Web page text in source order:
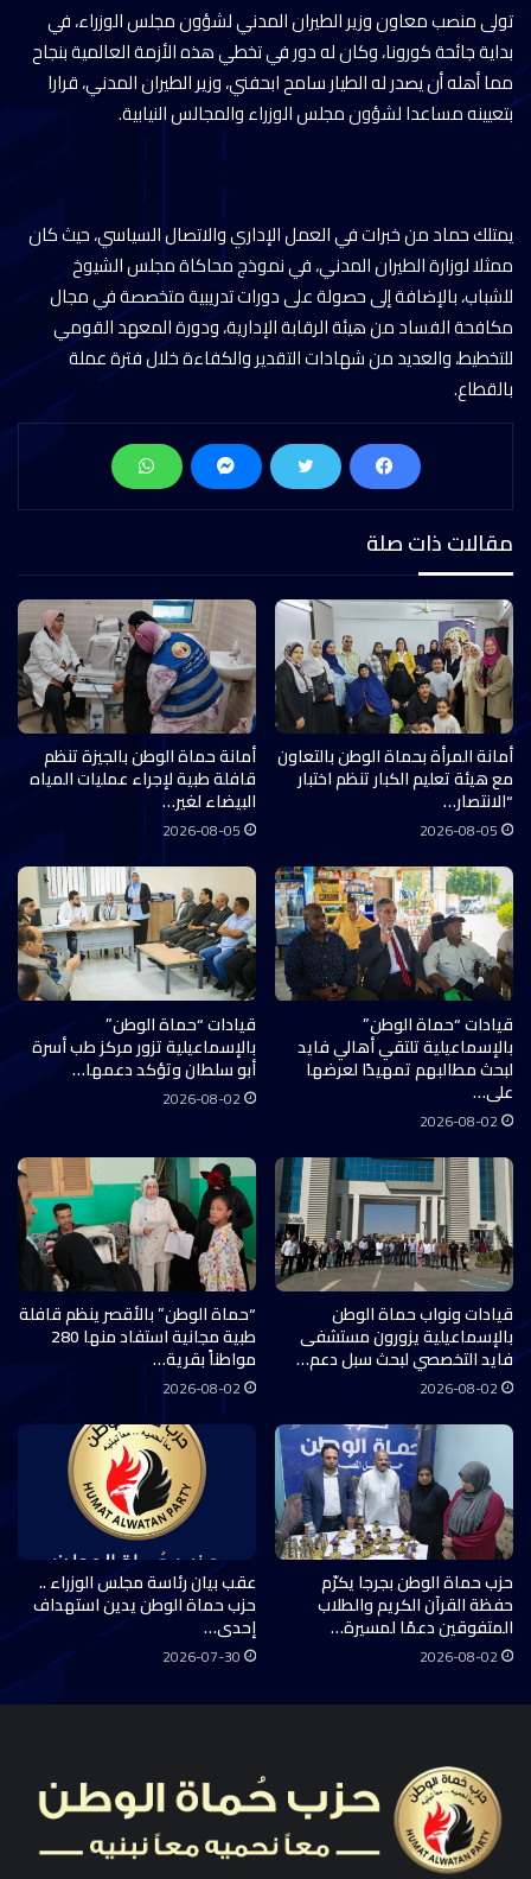
تولى منصب معاون وزير الطيران المدني لشؤون مجلس الوزراء، في
بداية جائحة كورونا، وكان له دور في تخطي هذه الأزمة العالمية بنجاح
مما أهله أن يصدر له الطيار سامح ابحفني، وزير الطيران المدني، قرارا
بتعيينه مساعدا لشؤون مجلس الوزراء والمجالس النيابية.
يمتلك حماد من خبرات في العمل الإداري والاتصال السياسي، حيث كان
ممثلا لوزارة الطيران المدني، في نموذج محاكاة مجلس الشيوخ
للشباب، بالإضافة إلى حصولة على دورات تدريبية متخصصة في مجال
مكافحة الفساد من هيئة الرقابة الإدارية، ودورة المعهد القومي
للتخطيط، والعديد من شهادات التقدير والكفاءة خلال فترة عملة
بالقطاع.
مقالات ذات صلة
أمانة المرأة بحماة الوطن بالتعاون
مع هيئة تعليم الكبار تنظم اختبار
“الانتصار…
2026-08-05
أمانة حماة الوطن بالجيزة تنظم
قافلة طبية لإجراء عمليات المياه
البيضاء لغير…
2026-08-05
قيادات “حماة الوطن”
بالإسماعيلية تلتقي أهالي فايد
لبحث مطالبهم تمهيدًا لعرضها
على…
2026-08-02
قيادات “حماة الوطن”
بالإسماعيلية تزور مركز طب أسرة
أبو سلطان وتؤكد دعمها…
2026-08-02
قيادات ونواب حماة الوطن
بالإسماعيلية يزورون مستشفى
فايد التخصصي لبحث سبل دعم…
2026-08-02
“حماة الوطن” بالأقصر ينظم قافلة
طبية مجانية استفاد منها 280
مواطناً بقرية…
2026-08-02
حزب حماة الوطن بجرجا يكرّم
حفظة القرآن الكريم والطلاب
المتفوقين دعمًا لمسيرة…
2026-08-02
عقب بيان رئاسة مجلس الوزراء ..
حزب حماة الوطن يدين استهداف
إحدى…
2026-07-30